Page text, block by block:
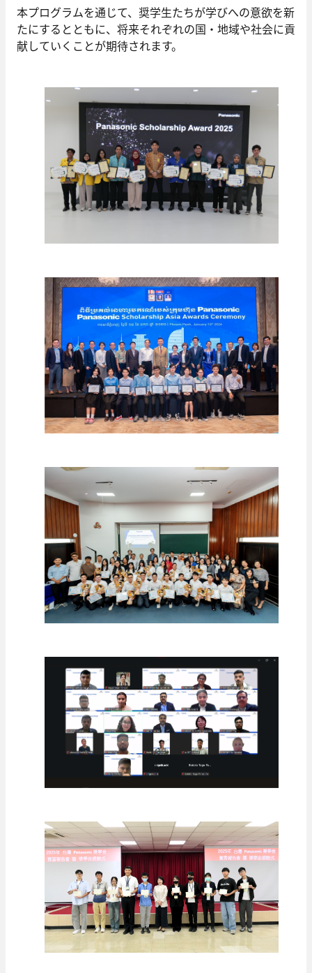
本プログラムを通じて、奨学生たちが学びへの意欲を新
たにするとともに、将来それぞれの国・地域や社会に貢
献していくことが期待されます。